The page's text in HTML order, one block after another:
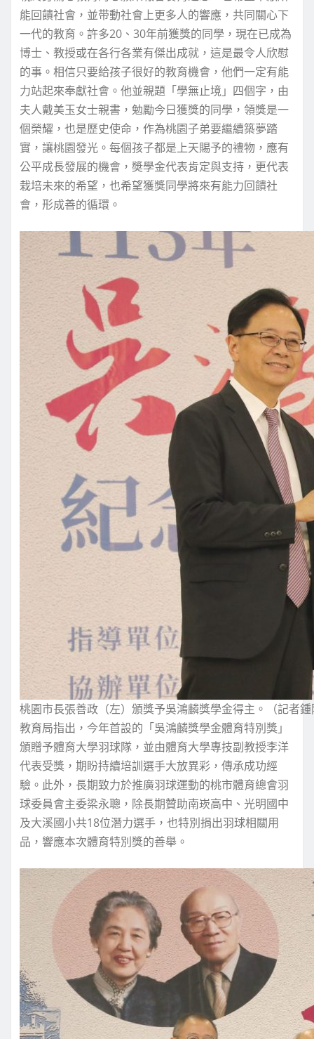
能回饋社會，並带動社會上更多人的響應，共同關心下
一代的教育。許多20、30年前獲獎的同學，現在已成為
博士、教授或在各行各業有傑出成就，這是最令人欣慰
的事。相信只要給孩子很好的教育機會，他們一定有能
力站起來奉獻社會。他並親題「學無止境」四個字，由
夫人戴美玉女士親書，勉勵今日獲獎的同學，領獎是一
個榮耀，也是歷史使命，作為桃園子弟要繼續築夢踏
實，讓桃園發光。每個孩子都是上天賜予的禮物，應有
公平成長發展的機會，奬學金代表肯定與支持，更代表
栽培未來的希望，也希望獲獎同學將來有能力回饋社
會，形成善的循環。
桃園市長張善政（左）頒獎予吳鴻麟獎學金得主。（記者
教育局指出，今年首設的「吳鴻麟獎學金體育特別獎」
頒贈予體育大學羽球隊，並由體育大學專技副教授李洋
代表受獎，期盼持續培訓選手大放異彩，傳承成功經
驗。此外，長期致力於推廣羽球運動的桃市體育總會羽
球委員會主委梁永聰，除長期贊助南崁高中、光明國中
及大溪國小共18位潛力選手，也特別捐出羽球相關用
品，響應本次體育特別獎的善舉。